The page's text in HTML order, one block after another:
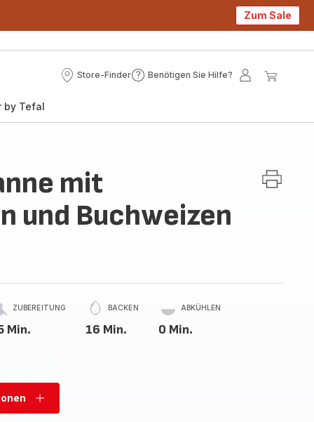
Zum Sale
Store-Finder
Store-
Benötigen Sie Hilfe?
Benötigen
Mein
by Tefal
mit
und Buchweizen
ZUBEREITUNG
Min.
BACKEN
16 Min.
ABKÜHLEN
0 Min.
Personen